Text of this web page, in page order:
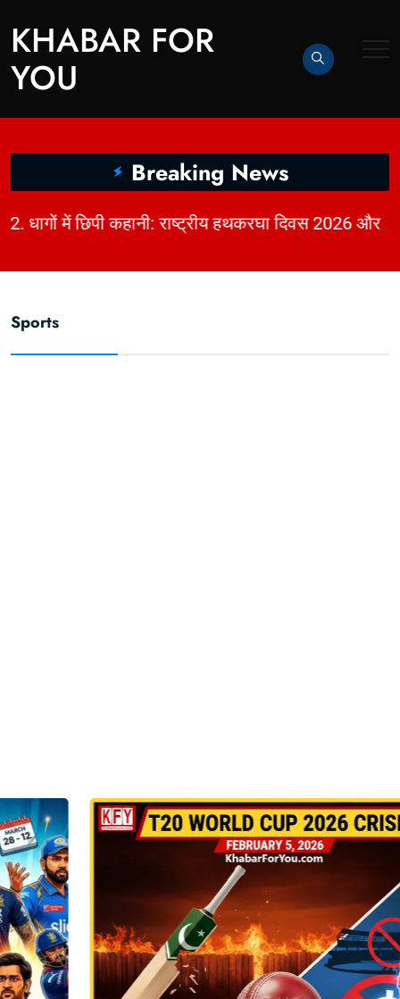
KHABAR FOR
YOU
Breaking News
| 2. धागों में छिपी कहानी: राष्ट्रीय हथकरघा दिवस 2026 और भारत की बुनाई विरासत | KhabarForYou
Sports